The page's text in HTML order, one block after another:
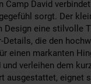
Camp David
sorgt. Der
Design eine stilvolle
Details, die den
einen markanten
verleihen dem
ausgestattet, eignet